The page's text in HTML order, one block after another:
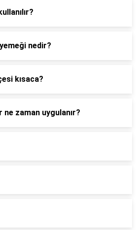
nedir?
kısaca?
zaman uygulanır?